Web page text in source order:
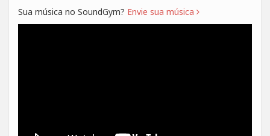
Sua música no SoundGym? Envie sua música